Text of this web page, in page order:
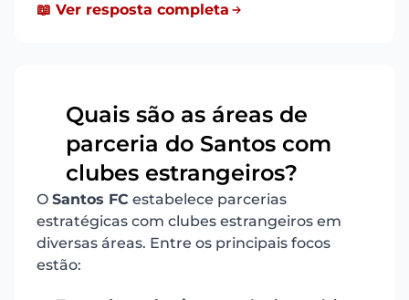
📖 Ver resposta completa
Quais são as áreas de
parceria do Santos com
clubes estrangeiros?
O Santos FC estabelece parcerias
estratégicas com clubes estrangeiros em
diversas áreas. Entre os principais focos
estão: